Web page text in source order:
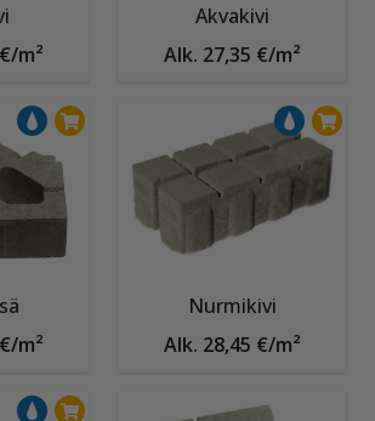
m²
Akvakivi
Alk. 27,35 €/m²
m²
Nurmikivi
Alk. 28,45 €/m²